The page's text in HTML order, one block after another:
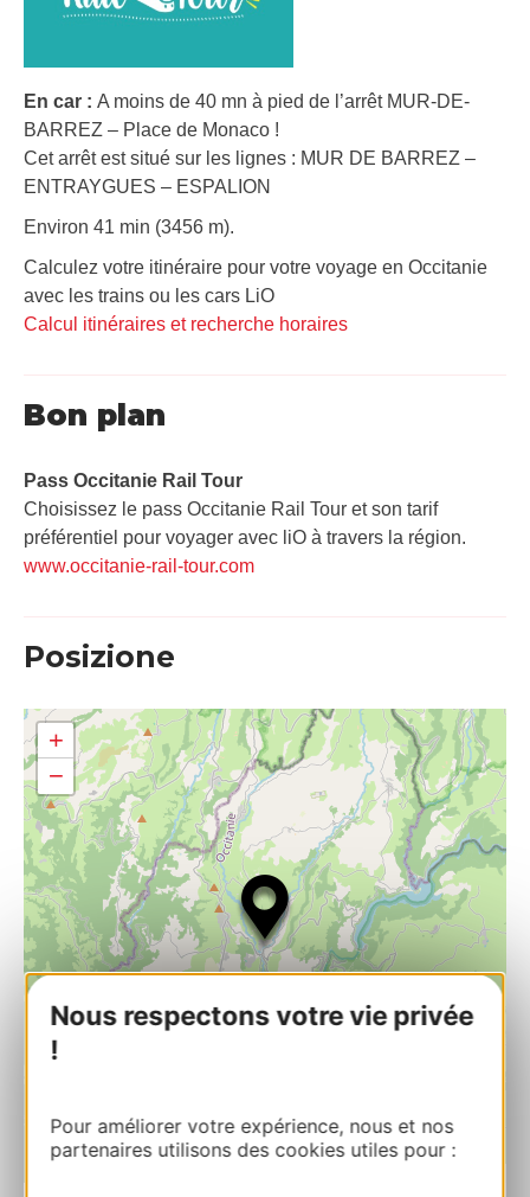
Nous respectons votre vie privée
!
Pour améliorer votre expérience, nous et nos
partenaires utilisons des cookies utiles pour :
En car : A moins de 40 mn à pied de l’arrêt MUR-DE-
BARREZ – Place de Monaco !
Cet arrêt est situé sur les lignes : MUR DE BARREZ –
ENTRAYGUES – ESPALION
Environ 41 min (3456 m).
Calculez votre itinéraire pour votre voyage en Occitanie
avec les trains ou les cars LiO
Calcul itinéraires et recherche horaires
Bon plan
Pass Occitanie Rail Tour​
Choisissez le pass Occitanie Rail Tour et son tarif
préférentiel pour voyager avec liO à travers la région.
www.occitanie-rail-tour.com
Posizione
+
−